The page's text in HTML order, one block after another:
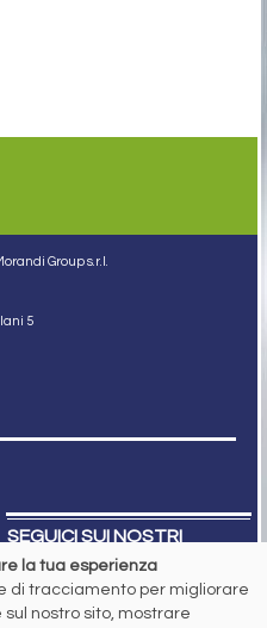
Group s.r.l.
5
SEGUICI SUI NOSTRI
SOCIAL NETWORK
la tua esperienza
di tracciamento per migliorare
nostro sito, mostrare